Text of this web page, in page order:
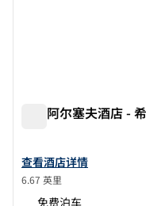
迪拜阿尔塞夫酒店 -
查看迪拜阿尔西夫传承
查看酒店详情
6.67 英里
免费泊车